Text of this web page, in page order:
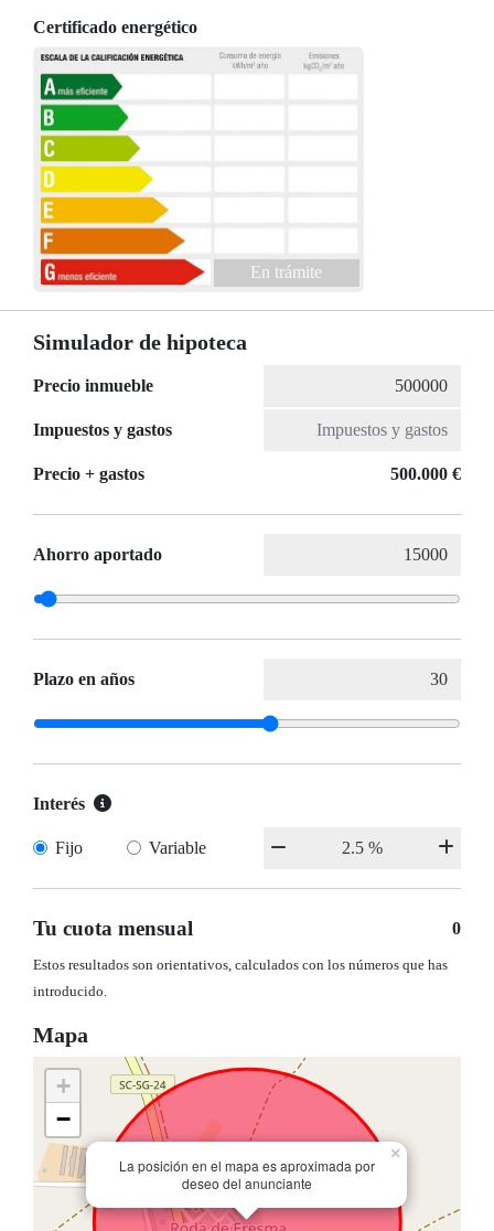
Certificado energético
En trámite
Simulador de hipoteca
Precio inmueble
Impuestos y gastos
Precio + gastos 500.000 €
Ahorro aportado
Plazo en años
Interés
Fijo Variable
Tu cuota mensual 0
Estos resultados son orientativos, calculados con los números que has
introducido.
Mapa
La posición en el mapa es aproximada por
deseo del anunciante
×
+
−